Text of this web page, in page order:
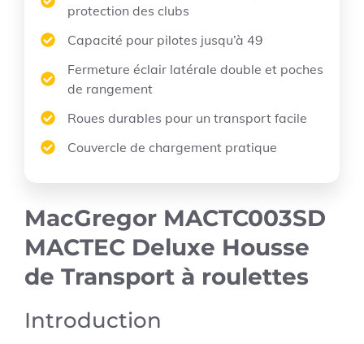
protection des clubs
Capacité pour pilotes jusqu’à 49
Fermeture éclair latérale double et poches
de rangement
Roues durables pour un transport facile
Couvercle de chargement pratique
MacGregor MACTC003SD
MACTEC Deluxe Housse
de Transport à roulettes
Introduction